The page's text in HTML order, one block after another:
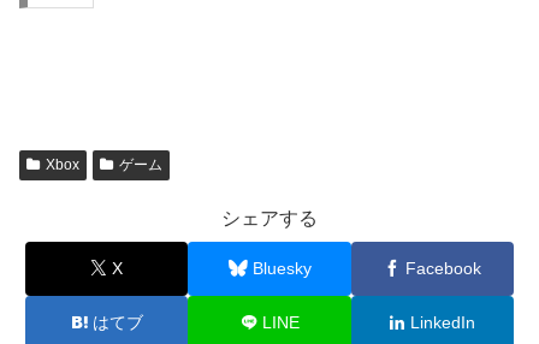
Xbox ゲーム
シェアする
X Bluesky Facebook
はてブ LINE LinkedIn